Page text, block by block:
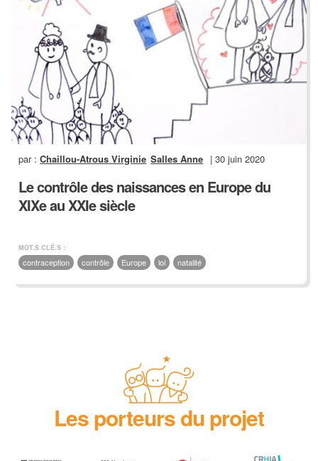
par :Chaillou-Atrous Virginie Salles Anne | 30 juin 2020
Le contrôle des naissances en Europe du
XIXe au XXIe siècle
MOT.S CLÉ.S :
contraception contrôle Europe loi natalité
Les porteurs du projet